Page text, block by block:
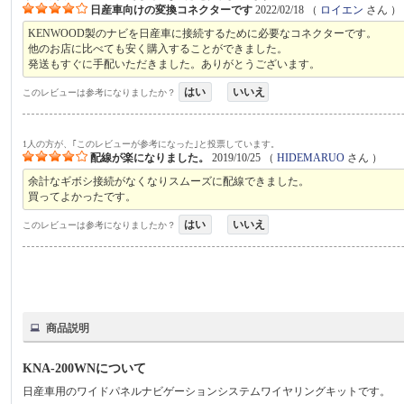
日産車向けの変換コネクターです 2022/02/18 （ ロイエン さん ）
KENWOOD製のナビを日産車に接続するために必要なコネクターです。
他のお店に比べても安く購入することができました。
発送もすぐに手配いただきました。ありがとうございます。
このレビューは参考になりましたか？ はい いいえ
1人の方が、｢このレビューが参考になった｣と投票しています。
配線が楽になりました。 2019/10/25 （HIDEMARUO さん ）
余計なギボシ接続がなくなりスムーズに配線できました。
買ってよかったです。
このレビューは参考になりましたか？ はい いいえ
商品説明
KNA-200WNについて
日産車用のワイドパネルナビゲーションシステムワイヤリングキットです。